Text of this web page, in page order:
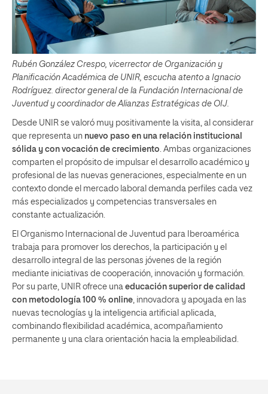
Rubén González Crespo, vicerrector de Organización y
Planificación Académica de UNIR, escucha atento a Ignacio
Rodríguez. director general de la Fundación Internacional de
Juventud y coordinador de Alianzas Estratégicas de OIJ.
Desde UNIR se valoró muy positivamente la visita, al considerar
que representa un nuevo paso en una relación institucional
sólida y con vocación de crecimiento. Ambas organizaciones
comparten el propósito de impulsar el desarrollo académico y
profesional de las nuevas generaciones, especialmente en un
contexto donde el mercado laboral demanda perfiles cada vez
más especializados y competencias transversales en
constante actualización.
El Organismo Internacional de Juventud para Iberoamérica
trabaja para promover los derechos, la participación y el
desarrollo integral de las personas jóvenes de la región
mediante iniciativas de cooperación, innovación y formación.
Por su parte, UNIR ofrece una educación superior de calidad
con metodología 100 % online, innovadora y apoyada en las
nuevas tecnologías y la inteligencia artificial aplicada,
combinando flexibilidad académica, acompañamiento
permanente y una clara orientación hacia la empleabilidad.